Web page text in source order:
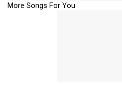
More Songs For You